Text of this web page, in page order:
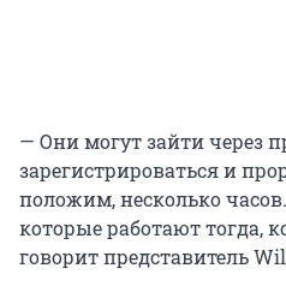
— Они могут зайти через
зарегистрироваться и
положим, несколько
которые работают тогда,
говорит представитель